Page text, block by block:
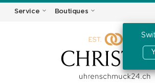
Service Boutiques